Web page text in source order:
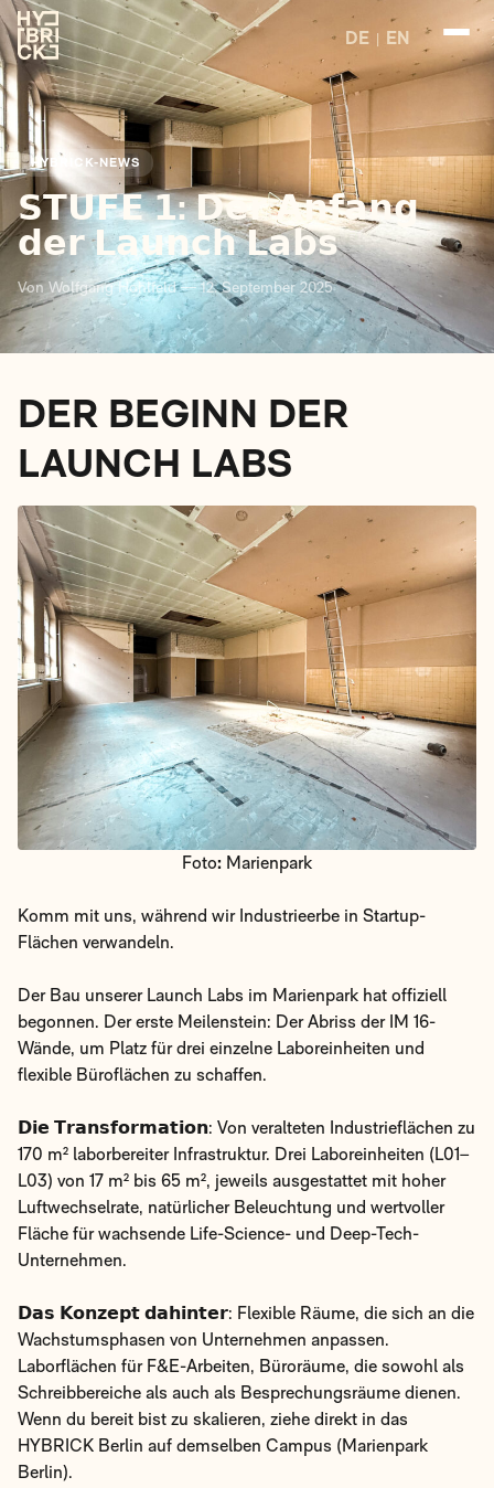
DE EN
HYBRICK-NEWS
𝗦𝗧𝗨𝗙𝗘 𝟭: 𝗗𝗲𝗿 𝗔𝗻𝗳𝗮𝗻𝗴
𝗱𝗲𝗿 𝗟𝗮𝘂𝗻𝗰𝗵 𝗟𝗮𝗯𝘀
Von Wolfgang Hohlfeld — 12. September 2025
DER BEGINN DER
LAUNCH LABS
Foto:Marienpark
Flächen verwandeln.
begonnen. Der erste Meilenstein: Der Abriss der IM 16-
Wände, um Platz für drei einzelne Laboreinheiten und
flexible Büroflächen zu schaffen.
(L01–L03) von 17 m² bis 65 m², jeweils ausgestattet mit
hoher Luftwechselrate, natürlicher Beleuchtung und
wertvoller Fläche für wachsende Life-Science- und Deep-
die Wachstumsphasen von Unternehmen anpassen.
Laborflächen für F&E-Arbeiten, Büroräume, die sowohl
als Schreibbereiche als auch als Besprechungsräume
dienen. Wenn du bereit bist zu skalieren, ziehe direkt in
das HYBRICK Berlin auf demselben Campus (Marienpark
ERFOLGREICHE STANDORTWAHL
FÜR LIFE SCIENCES
UNTERNEHMEN
Erfahren Sie in unserem Whitepaper, wie erfolgreiche
ihren Immobilienkosten über 30% senken.
Laden Sie unser Whitepaper herunter und entdecken
Sie:
Anforderungen an Life Science Immobilien
Wie Sie den richtigen Standort für Ihre Flächen
DE EN